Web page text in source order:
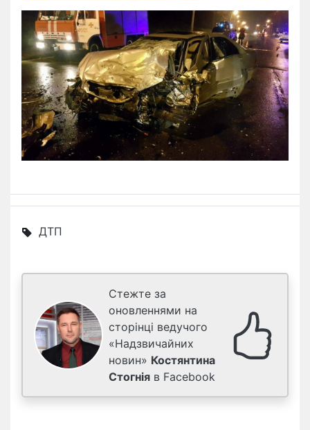
ДТП
Стежте за
оновленнями на
сторінці ведучого
«Надзвичайних
новин» Костянтина
Стогнія в Facebook